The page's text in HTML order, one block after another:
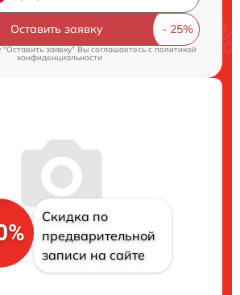
Оставить заявку
заявку" Вы соглашаетесь cполитикой
конфиденциальности
Скидка по
предварительной
записи на сайте